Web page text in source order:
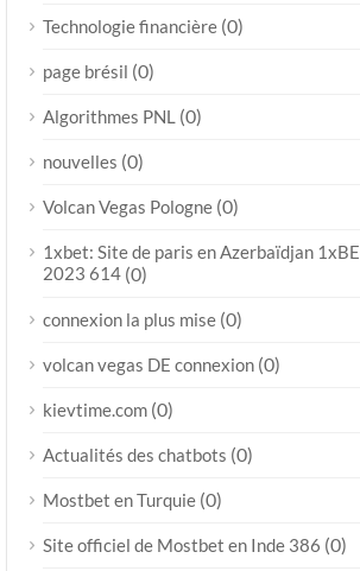
Technologie financière (0)
page brésil (0)
Algorithmes PNL (0)
nouvelles (0)
Volcan Vegas Pologne (0)
1xbet: Site de paris en Azerbaïdjan
2023 614 (0)
connexion la plus mise (0)
volcan vegas DE connexion (0)
kievtime.com (0)
Actualités des chatbots (0)
Mostbet en Turquie (0)
Site officiel de Mostbet en Inde 386 (0)